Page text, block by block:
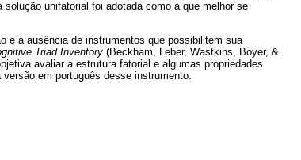
unifatorial foi adotada como a que melhor se
e a ausência de instrumentos que possibilitem sua
Triad Inventory (Beckham, Leber, Wastkins, Boyer, &
avaliar a estrutura fatorial e algumas propriedades
em português desse instrumento.